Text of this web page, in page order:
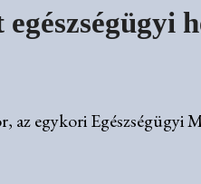
egykori Egészségügyi